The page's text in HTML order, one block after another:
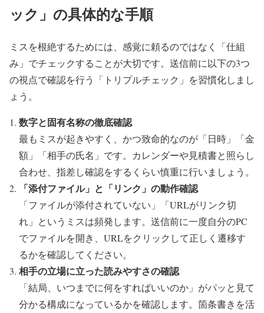
ック」の具体的な手順
ミスを根絶するためには、感覚に頼るのではなく「仕組
み」でチェックすることが大切です。送信前に以下の3つ
の視点で確認を行う「トリプルチェック」を習慣化しまし
ょう。
数字と固有名称の徹底確認
最もミスが起きやすく、かつ致命的なのが「日時」「金
額」「相手の氏名」です。カレンダーや見積書と照らし
合わせ、指差し確認をするくらい慎重に行いましょう。
「添付ファイル」と「リンク」の動作確認
「ファイルが添付されていない」「URLがリンク切
れ」というミスは頻発します。送信前に一度自分のPC
でファイルを開き、URLをクリックして正しく遷移す
るかを確認してください。
相手の立場に立った読みやすさの確認
「結局、いつまでに何をすればいいのか」がパッと見て
分かる構成になっているかを確認します。箇条書きを活